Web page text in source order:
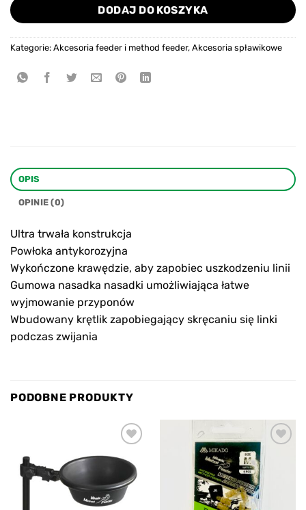
DODAJ DO KOSZYKA
Kategorie: Akcesoria feeder i method feeder, Akcesoria spławikowe
OPIS
OPINIE (0)
Ultra trwała konstrukcja
Powłoka antykorozyjna
Wykończone krawędzie, aby zapobiec uszkodzeniu linii
Gumowa nasadka nasadki umożliwiająca łatwe
wyjmowanie przyponów
Wbudowany krętlik zapobiegający skręcaniu się linki
podczas zwijania
PODOBNE PRODUKTY
wishlist
wishlist